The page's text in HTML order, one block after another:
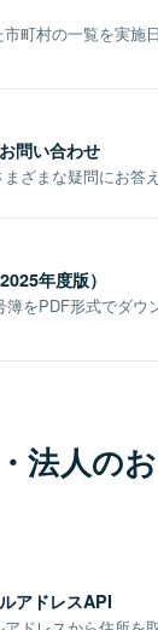
町村の一覧を実施
問い合わせ
ざまな疑問にお答え
年度版）
をPDF形式でダウ
法人の
アドレスAPI